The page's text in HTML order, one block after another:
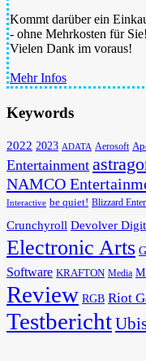
Kommt darüber ein
- ohne Mehrkosten für Sie!
Vielen Dank im voraus!
Mehr Infos
Keywords
2022 2023 ADATA Aerosoft
Entertainment
NAMCO
Interactive be quiet! Blizzard
Crunchyroll Devolver
Electronic Arts
Software KRAFTON Media
Review RGB Riot
Testbericht